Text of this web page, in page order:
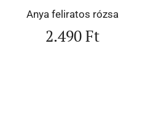
Anya feliratos rózsa
2.490Ft